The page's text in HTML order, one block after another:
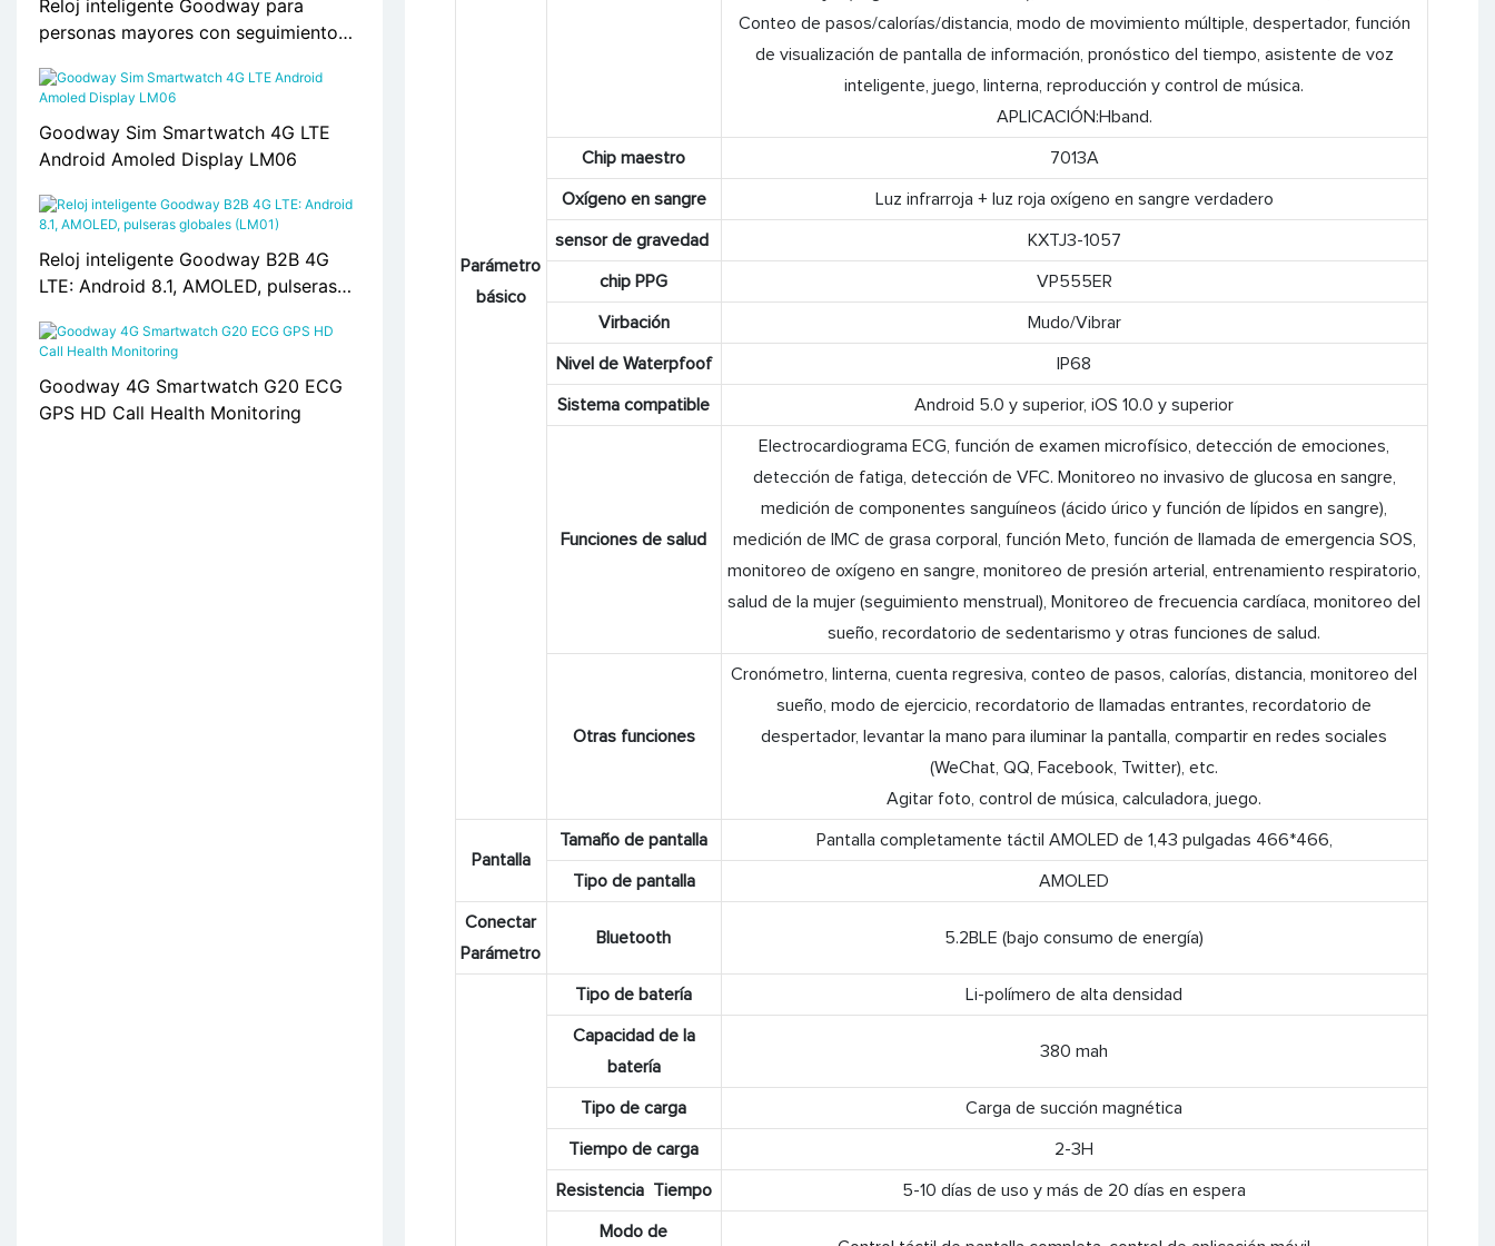
Parámetro
básico
Conteo de pasos/calorías/distancia, modo de movimiento múltiple, despertador, función
de visualización de pantalla de información, pronóstico del tiempo, asistente de voz
inteligente, juego, linterna, reproducción y control de música.
APLICACIÓN:Hband.
Chip maestro 7013A
Oxígeno en sangre Luz infrarroja + luz roja oxígeno en sangre verdadero
sensor de gravedad KXTJ3-1057
chip PPG VP555ER
Virbación Mudo/Vibrar
Nivel de Waterpfoof IP68
Sistema compatible Android 5.0 y superior, iOS 10.0 y superior
Funciones de salud
Electrocardiograma ECG, función de examen microfísico, detección de emociones,
detección de fatiga, detección de VFC. Monitoreo no invasivo de glucosa en sangre,
medición de componentes sanguíneos (ácido úrico y función de lípidos en sangre),
medición de IMC de grasa corporal, función Meto, función de llamada de emergencia SOS,
monitoreo de oxígeno en sangre, monitoreo de presión arterial, entrenamiento respiratorio,
salud de la mujer (seguimiento menstrual), Monitoreo de frecuencia cardíaca, monitoreo del
sueño, recordatorio de sedentarismo y otras funciones de salud.
Otras funciones
Cronómetro, linterna, cuenta regresiva, conteo de pasos, calorías, distancia, monitoreo del
sueño, modo de ejercicio, recordatorio de llamadas entrantes, recordatorio de
despertador, levantar la mano para iluminar la pantalla, compartir en redes sociales
(WeChat, QQ, Facebook, Twitter), etc.
Agitar foto, control de música, calculadora, juego.
Pantalla
Tamaño de pantalla Pantalla completamente táctil AMOLED de 1,43 pulgadas 466*466,
Tipo de pantalla AMOLED
Conectar
Parámetro
Bluetooth 5.2BLE (bajo consumo de energía)
Tipo de batería Li-polímero de alta densidad
Capacidad de la
batería
380 mah
Tipo de carga Carga de succión magnética
Tiempo de carga 2-3H
Resistencia Tiempo 5-10 días de uso y más de 20 días en espera
Modo de
Reloj inteligente Goodway para
personas mayores con seguimiento
y SpO2, alerta SOS S10
Goodway Sim Smartwatch 4G LTE
Android Amoled Display LM06
Reloj inteligente Goodway B2B 4G
LTE: Android 8.1, AMOLED, pulseras
Goodway 4G Smartwatch G20 ECG
GPS HD Call Health Monitoring